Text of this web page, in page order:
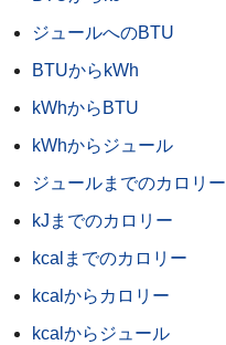
ジュールへのBTU
BTUからkWh
kWhからBTU
kWhからジュール
ジュールまでのカロリー
kJまでのカロリー
kcalまでのカロリー
kcalからカロリー
kcalからジュール